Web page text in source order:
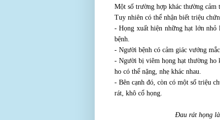
Một số trường hợp khác thường cảm
Tuy nhiên có thể nhận biết triệu
- Họng xuất hiện những hạt lớn nhỏ
bệnh.
- Người bệnh có cảm giác vướng
- Người bị viêm họng hạt thường ho
ho có thể nặng, nhẹ khác nhau.
- Bên cạnh đó, còn có một số triệu
rát, khô cổ họng.
Đau rát họng